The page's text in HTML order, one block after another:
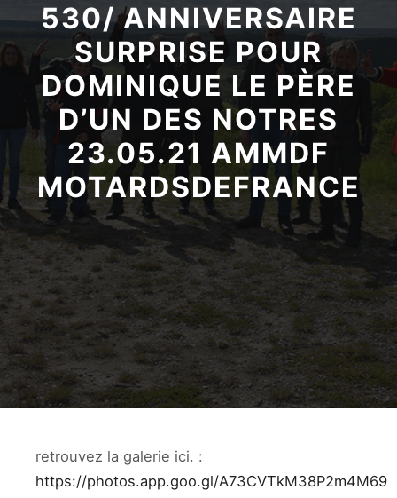
530/ ANNIVERSAIRE
SURPRISE POUR
DOMINIQUE LE PÈRE
D’UN DES NOTRES
23.05.21 AMMDF
MOTARDSDEFRANCE
retrouvez la galerie ici. :
https://photos.app.goo.gl/A73CVTkM38P2m4M69